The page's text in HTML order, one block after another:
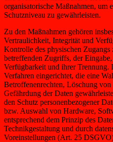
organisatorische Maßnahmen, um
Schutzniveau zu gewährleisten.
Zu den Maßnahmen gehören
Vertraulichkeit, Integrität und
Kontrolle des physischen Zugangs
betreffenden Zugriffs, der
Verfügbarkeit und ihrer Trennung.
Verfahren eingerichtet, die eine
Betroffenenrechten, Löschung
Gefährdung der Daten
den Schutz personenbezogener
bzw. Auswahl von Hardware,
entsprechend dem Prinzip des
Technikgestaltung und durch
Voreinstellungen (Art. 25